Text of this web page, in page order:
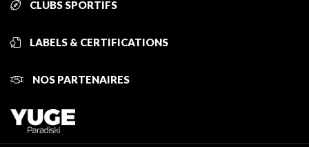
CLUBS SPORTIFS
LABELS & CERTIFICATIONS
NOS PARTENAIRES